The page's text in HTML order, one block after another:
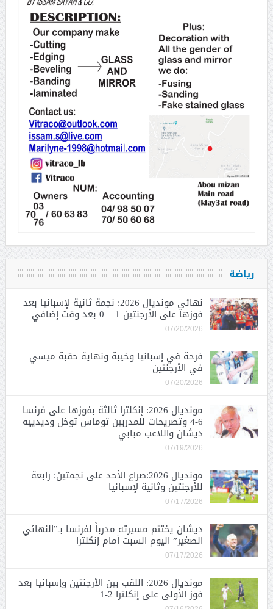
رياضة
نهائي مونديال 2026: نجمة ثانية لإسبانيا بعد
فوزها على الأرجنتين 1 – 0 بعد وقت إضافي
07/20/2026
فرحة في إسبانيا وخيبة ونهاية حقبة ميسي
في الأرجنتين
07/20/2026
مونديال 2026: إنكلترا ثالثة بفوزها على فرنسا
6-4 وتصريحات للمدربين توماس توخل وديدييه
ديشان واللاعب مبابي
07/19/2026
مونديال 2026:صراع الأحد على نجمتين: رابعة
للأرجنتين وثانية لإسبانيا
07/17/2026
ديشان يختتم مسيرته مدرباً لفرنسا بـ”النهائي
الصغير” اليوم السبت أمام إنكلترا
07/17/2026
مونديال 2026: اللقب بين الأرجنتين وإسبانيا بعد
فوز الأولى على إنكلترا 2-1